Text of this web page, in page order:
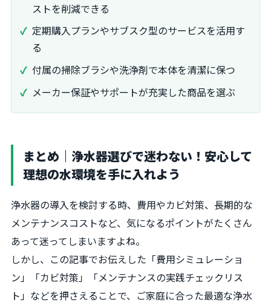
ストを削減できる
定期購入プランやサブスク型のサービスを活用す
る
付属の掃除ブラシや洗浄剤で本体を清潔に保つ
メーカー保証やサポートが充実した商品を選ぶ
まとめ｜浄水器選びで迷わない！安心して
理想の水環境を手に入れよう
浄水器の導入を検討する時、費用やカビ対策、長期的な
メンテナンスコストなど、気になるポイントがたくさん
あって迷ってしまいますよね。
しかし、この記事でお伝えした「費用シミュレーショ
ン」「カビ対策」「メンテナンスの実践チェックリス
ト」などを押さえることで、ご家庭に合った最適な浄水